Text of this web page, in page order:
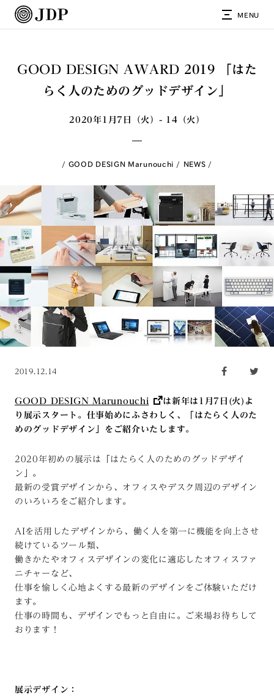
MENU
GOOD DESIGN AWARD 2019 「はた
らく人のためのグッドデザイン」
2020年1月7日（火）- 14（火）
GOOD DESIGN Marunouchi NEWS
2019.12.14
GOOD DESIGN Marunouchi
は新年は1月7日(火)よ
り展示スタート。仕事始めにふさわしく、「はたらく人のた
めのグッドデザイン」をご紹介いたします。
2020年初めの展示は「はたらく人のためのグッドデザイ
ン」。
最新の受賞デザインから、オフィスやデスク周辺のデザイン
のいろいろをご紹介します。
AIを活用したデザインから、働く人を第一に機能を向上させ
続けているツール類、
働きかたやオフィスデザインの変化に適応したオフィスファ
ニチャーなど、
仕事を愉しく心地よくする最新のデザインをご体験いただけ
ます。
仕事の時間も、デザインでもっと自由に。ご来場お待ちして
おります！
展示デザイン：